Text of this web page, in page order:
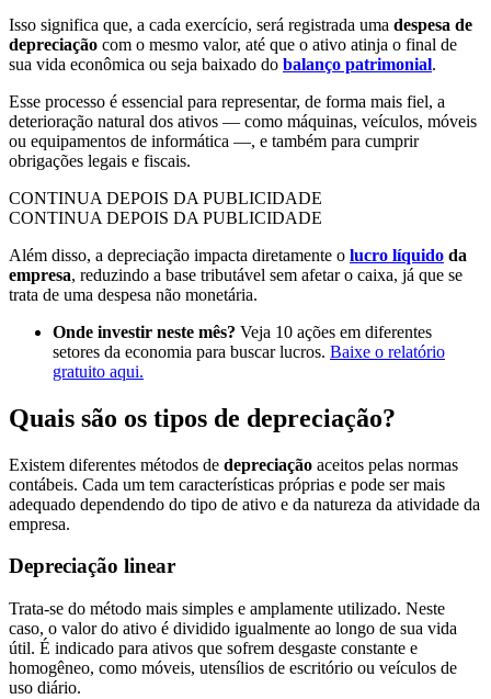
Isso significa que, a cada exercício, será registrada uma despesa de
depreciação com o mesmo valor, até que o ativo atinja o final de
sua vida econômica ou seja baixado do balanço patrimonial.
Esse processo é essencial para representar, de forma mais fiel, a
deterioração natural dos ativos — como máquinas, veículos, móveis
ou equipamentos de informática —, e também para cumprir
obrigações legais e fiscais.
CONTINUA DEPOIS DA PUBLICIDADE
CONTINUA DEPOIS DA PUBLICIDADE
Além disso, a depreciação impacta diretamente o lucro líquido da
empresa, reduzindo a base tributável sem afetar o caixa, já que se
trata de uma despesa não monetária.
Onde investir neste mês? Veja 10 ações em diferentes
setores da economia para buscar lucros. Baixe o relatório
gratuito aqui.
Quais são os tipos de depreciação?
Existem diferentes métodos de depreciação aceitos pelas normas
contábeis. Cada um tem características próprias e pode ser mais
adequado dependendo do tipo de ativo e da natureza da atividade da
empresa.
Depreciação linear
Trata-se do método mais simples e amplamente utilizado. Neste
caso, o valor do ativo é dividido igualmente ao longo de sua vida
útil. É indicado para ativos que sofrem desgaste constante e
homogêneo, como móveis, utensílios de escritório ou veículos de
uso diário.